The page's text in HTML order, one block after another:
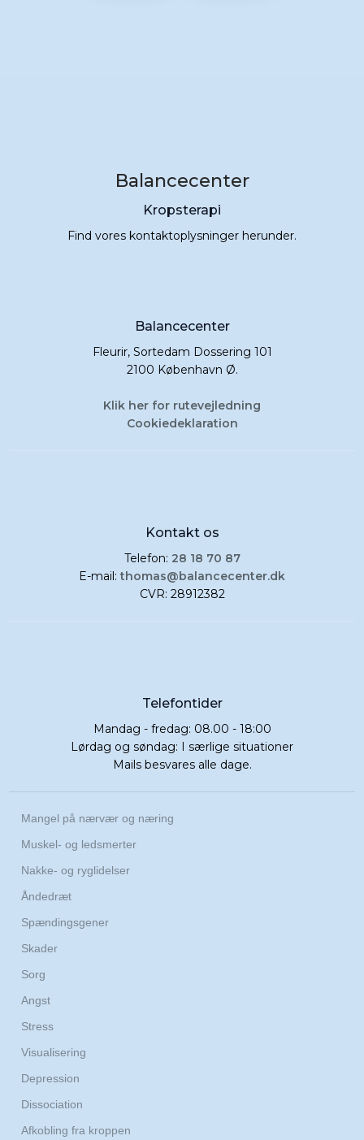
Balancecenter
Kropsterapi
Find vores kontaktoplysninger herunder.​
Balancecenter
​Fleurir, Sortedam Dossering 101
2100 København Ø.
Klik her for rutevejledning
Cookiedeklaration
Kontakt os
Telefon: 28 18 70 87
E-mail:thomas@balancecenter.dk
CVR: 28912382
Telefontider
Mandag - fredag: 08.00 - 18:00
Lørdag og søndag: I særlige situationer
Mails besvares alle dage.
​Mangel på nærvær og næring
Muskel- og ledsmerter
Nakke- og ryglidelser
Åndedræt
Spændingsgener
Skader
Sorg
Angst
Stress
Visualisering
Depression
Dissociation
Afkobling fra kroppen